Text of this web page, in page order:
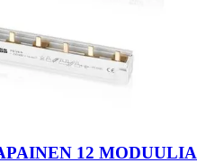
12 MODUULIA